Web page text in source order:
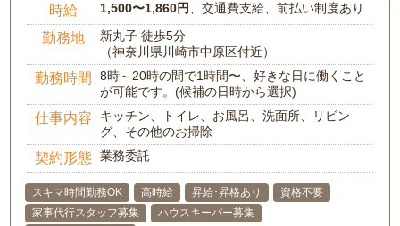
時給 1,500〜1,860円、交通費支給、前払い制度あり
勤務地
新丸子 徒歩5分
（神奈川県川崎市中原区付近）
勤務時間
8時～20時の間で1時間〜、好きな日に働くこと
が可能です。(候補の日時から選択)
仕事内容
キッチン、トイレ、お風呂、洗面所、リビン
グ、その他のお掃除
契約形態 業務委託
スキマ時間勤務OK 高時給 昇給･昇格あり
資格不要
家事代行スタッフ募集
ハウスキーパー募集